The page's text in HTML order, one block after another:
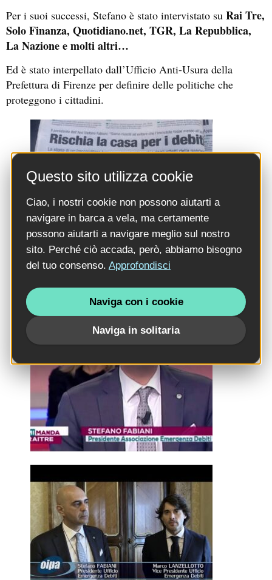
Questo sito utilizza cookie
Ciao, i nostri cookie non possono aiutarti a
navigare in barca a vela, ma certamente
possono aiutarti a navigare meglio sul nostro
sito. Perché ciò accada, però, abbiamo bisogno
del tuo consenso. Approfondisci
Naviga con i cookie
Naviga in solitaria
Per i suoi successi, Stefano è stato intervistato su Rai Tre,
Solo Finanza, Quotidiano.net, TGR, La Repubblica,
La Nazione e molti altri…
Ed è stato interpellato dall’Ufficio Anti-Usura della
Prefettura di Firenze per definire delle politiche che
proteggono i cittadini.